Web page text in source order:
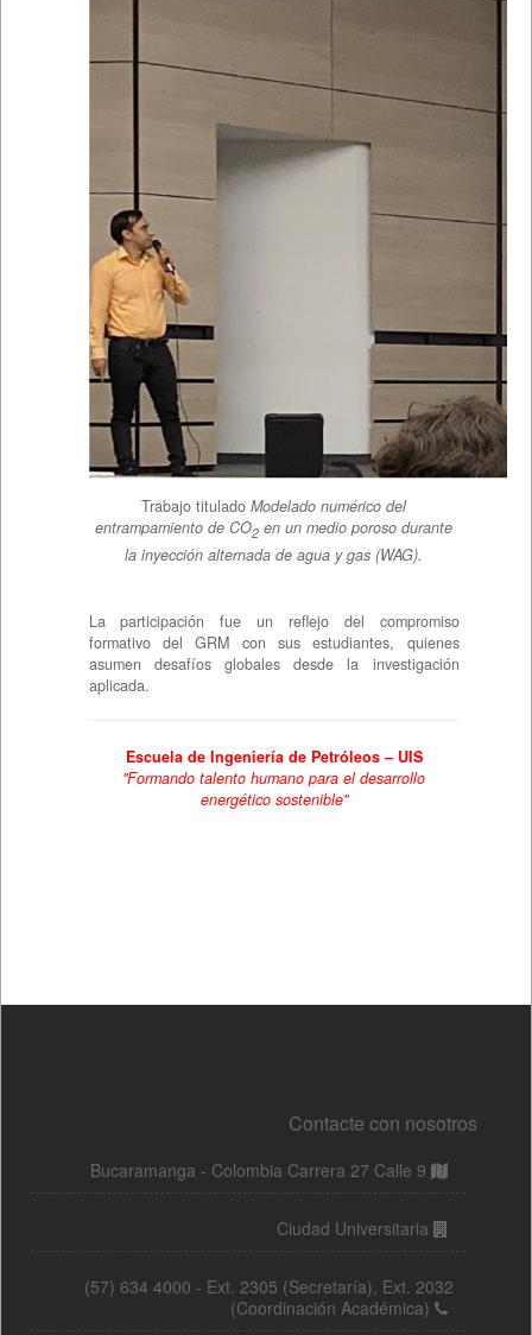
Contacte con nosotros
Bucaramanga - Colombia Carrera 27 Calle 9
Ciudad Universitaria
(57) 634 4000 - Ext. 2305 (Secretaría), Ext. 2032
(Coordinación Académica)